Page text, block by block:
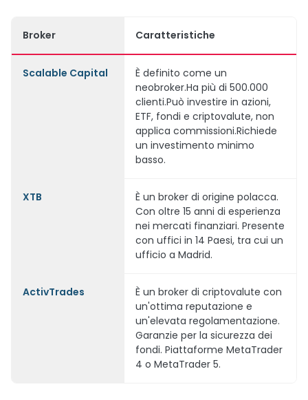
Broker Caratteristiche
Scalable Capital
È definito come un
neobroker.Ha più di 500.000
clienti.Può investire in azioni,
ETF, fondi e criptovalute, non
applica commissioni.Richiede
un investimento minimo
basso.
XTB
È un broker di origine polacca.
Con oltre 15 anni di esperienza
nei mercati finanziari. Presente
con uffici in 14 Paesi, tra cui un
ufficio a Madrid.
ActivTrades
È un broker di criptovalute con
un'ottima reputazione e
un'elevata regolamentazione.
Garanzie per la sicurezza dei
fondi. Piattaforme MetaTrader
4 o MetaTrader 5.